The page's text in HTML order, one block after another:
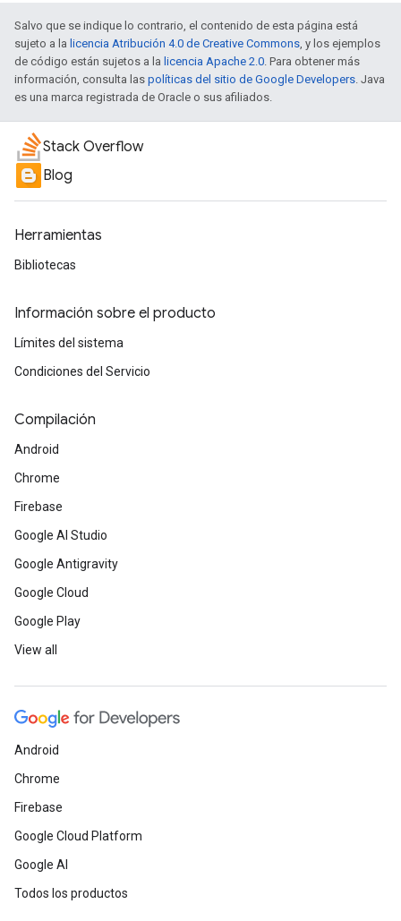
Salvo que se indique lo contrario, el contenido de esta página está
sujeto a la licencia Atribución 4.0 de Creative Commons, y los ejemplos
de código están sujetos a la licencia Apache 2.0. Para obtener más
información, consulta las políticas del sitio de Google Developers. Java
es una marca registrada de Oracle o sus afiliados.
Stack Overflow
Blog
Herramientas
Bibliotecas
Información sobre el producto
Límites del sistema
Condiciones del Servicio
Compilación
Android
Chrome
Firebase
Google AI Studio
Google Antigravity
Google Cloud
Google Play
View all
Android
Chrome
Firebase
Google Cloud Platform
Google AI
Todos los productos